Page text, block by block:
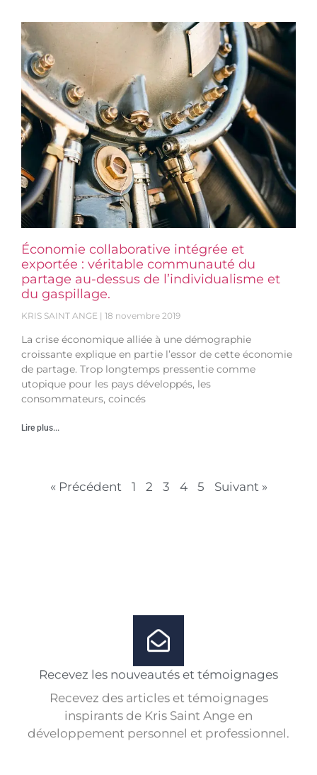
Économie collaborative intégrée et
exportée : véritable communauté du
partage au-dessus de l’individualisme et
du gaspillage.
KRIS SAINT ANGE 18 novembre 2019
La crise économique alliée à une démographie
croissante explique en partie l’essor de cette économie
de partage. Trop longtemps pressentie comme
utopique pour les pays développés, les
consommateurs, coincés
Lire plus...
« Précédent 1 2 3 4 5 Suivant »
Recevez les nouveautés et témoignages
Recevez des articles et témoignages
inspirants de Kris Saint Ange en
développement personnel et professionnel.